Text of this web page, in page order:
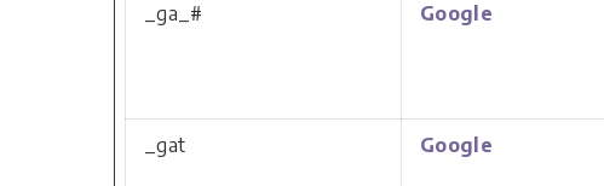
_ga_# Google
_gat Google